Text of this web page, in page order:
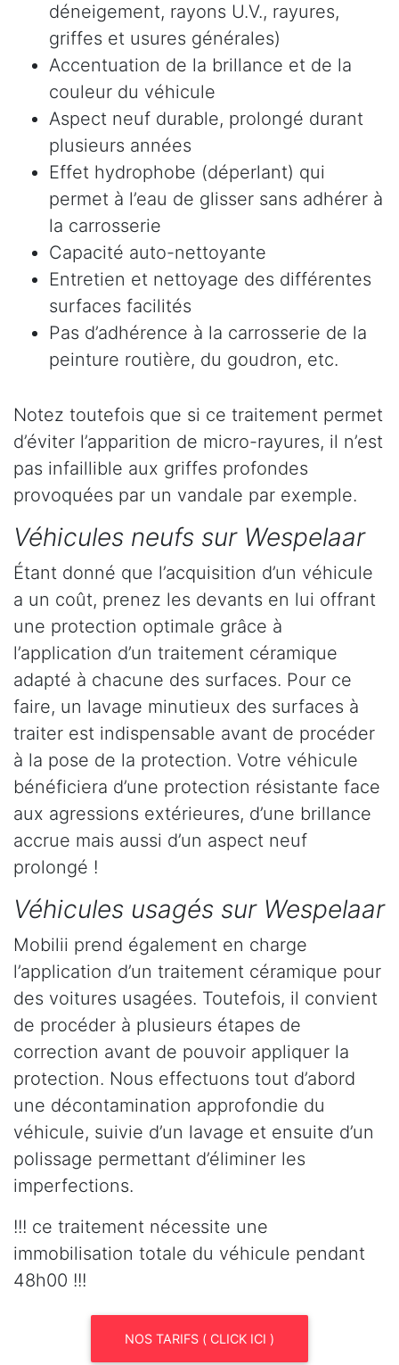
déneigement, rayons U.V., rayures,
griffes et usures générales)
Accentuation de la brillance et de la
couleur du véhicule
Aspect neuf durable, prolongé durant
plusieurs années
Effet hydrophobe (déperlant) qui
permet à l’eau de glisser sans adhérer à
la carrosserie
Capacité auto-nettoyante
Entretien et nettoyage des différentes
surfaces facilités
Pas d’adhérence à la carrosserie de la
peinture routière, du goudron, etc.
Notez toutefois que si ce traitement permet
d’éviter l’apparition de micro-rayures, il n’est
pas infaillible aux griffes profondes
provoquées par un vandale par exemple.
Véhicules neufs sur Wespelaar
Étant donné que l’acquisition d’un véhicule
a un coût, prenez les devants en lui offrant
une protection optimale grâce à
l’application d’un traitement céramique
adapté à chacune des surfaces. Pour ce
faire, un lavage minutieux des surfaces à
traiter est indispensable avant de procéder
à la pose de la protection. Votre véhicule
bénéficiera d’une protection résistante face
aux agressions extérieures, d’une brillance
accrue mais aussi d’un aspect neuf
prolongé !
Véhicules usagés sur Wespelaar
Mobilii prend également en charge
l’application d’un traitement céramique pour
des voitures usagées. Toutefois, il convient
de procéder à plusieurs étapes de
correction avant de pouvoir appliquer la
protection. Nous effectuons tout d’abord
une décontamination approfondie du
véhicule, suivie d’un lavage et ensuite d’un
polissage permettant d’éliminer les
imperfections.
!!! ce traitement nécessite une
immobilisation totale du véhicule pendant
48h00 !!!
NOS TARIFS ( CLICK ICI )